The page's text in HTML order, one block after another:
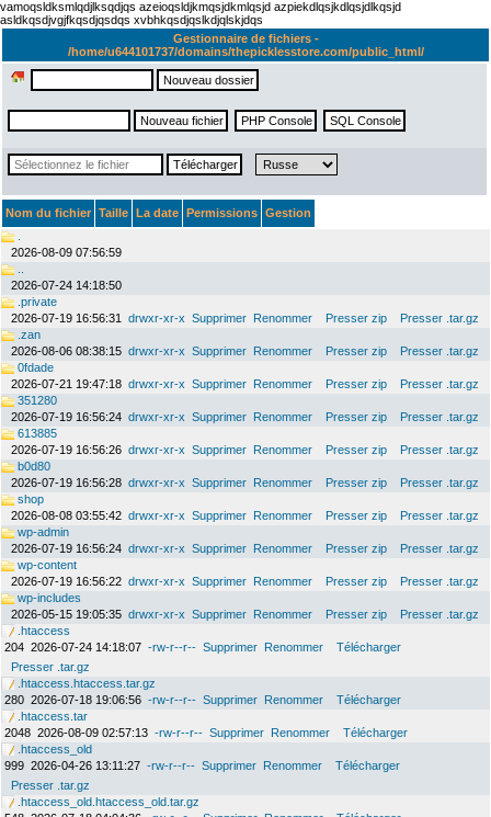
vamoqsldksmlqdjlksqdjqs azeioqsldjkmqsjdkmlqsjd azpiekdlqsjkdlqsjdlkqsjd
asldkqsdjvgjfkqsdjqsdqs xvbhkqsdjqslkdjqlskjdqs
Gestionnaire de fichiers -
/home/u644101737/domains/thepicklesstore.com/public_html/
Nom du fichier Taille La date Permissions Gestion
2026-08-09 07:56:59
2026-07-24 14:18:50
.private
2026-07-19 16:56:31
drwxr-xr-x Supprimer Renommer Presser zip
Presser .tar.gz
.zan
2026-08-06 08:38:15 drwxr-xr-x Supprimer Renommer Presser zip
Presser .tar.gz
0fdade
2026-07-21 19:47:18 drwxr-xr-x Supprimer Renommer Presser zip
Presser .tar.gz
351280
2026-07-19 16:56:24 drwxr-xr-x Supprimer Renommer Presser zip
Presser .tar.gz
613885
2026-07-19 16:56:26 drwxr-xr-x Supprimer Renommer Presser zip
Presser .tar.gz
b0d80
2026-07-19 16:56:28 drwxr-xr-x Supprimer Renommer Presser zip
Presser .tar.gz
shop
2026-08-08 03:55:42 drwxr-xr-x Supprimer Renommer Presser zip
Presser .tar.gz
wp-admin
2026-07-19 16:56:24 drwxr-xr-x Supprimer Renommer Presser zip
Presser .tar.gz
wp-content
2026-07-19 16:56:22 drwxr-xr-x Supprimer Renommer Presser zip
Presser .tar.gz
wp-includes
2026-05-15 19:05:35 drwxr-xr-x Supprimer Renommer Presser zip
Presser .tar.gz
.htaccess
204 2026-07-24 14:18:07 -rw-r--r-- Supprimer Renommer
Télécharger
Presser .tar.gz
.htaccess.htaccess.tar.gz
280 2026-07-18 19:06:56 -rw-r--r-- Supprimer Renommer
Télécharger
.htaccess.tar
2048 2026-08-09 02:57:13 -rw-r--r-- Supprimer Renommer
Télécharger
.htaccess_old
999 2026-04-26 13:11:27 -rw-r--r-- Supprimer Renommer
Télécharger
Presser .tar.gz
.htaccess_old.htaccess_old.tar.gz